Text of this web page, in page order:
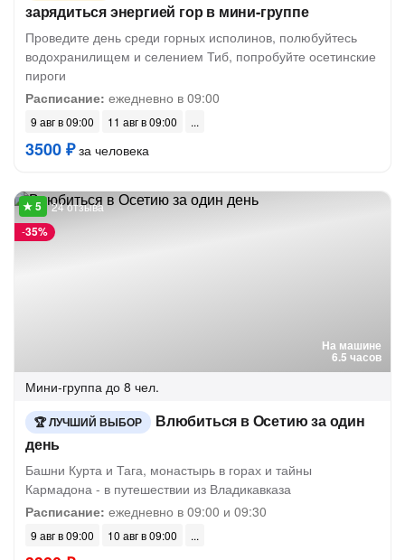
зарядиться энергией гор в мини-группе
Проведите день среди горных исполинов, полюбуйтесь
водохранилищем и селением Тиб, попробуйте осетинские
пироги
Расписание: ежедневно в 09:00
9 авг в 09:00 11 авг в 09:00
3500 ₽за человека
На машине
6.5 часов
-35%
24 отзыва
Мини-группа до 8 чел.
ЛУЧШИЙ ВЫБОР
Влюбиться в Осетию за один
день
Башни Курта и Тага, монастырь в горах и тайны
Кармадона - в путешествии из Владикавказа
Расписание: ежедневно в 09:00 и 09:30
9 авг в 09:00 10 авг в 09:00